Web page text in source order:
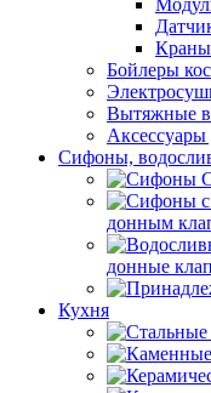
Краны
Бойлеры
Вытяжные
Аксессуары
Сифоны,
донным
донные
Кухня